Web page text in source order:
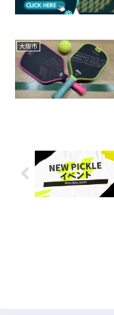
大阪市